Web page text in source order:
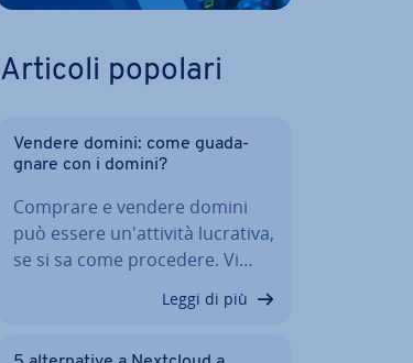
Articoli popolari
Vendere domini: come gua­da­
gna­re con i domini?
Comprare e vendere domini
può essere un'at­ti­vi­tà lucrativa,
se si sa come procedere. Vi…
Leggi di più